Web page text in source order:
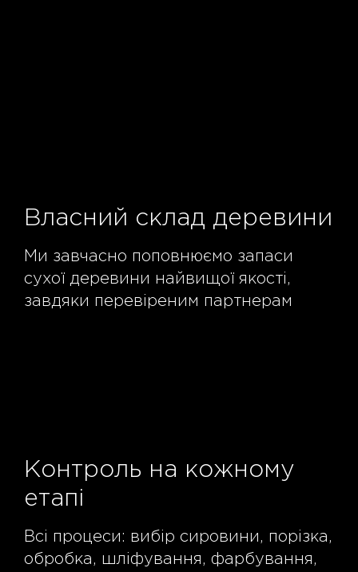
Власний склад деревини
Ми завчасно поповнюємо запаси
сухої деревини найвищої якості,
завдяки перевіреним партнерам
Контроль на кожному
етапі
Всі процеси: вибір сировини, порізка,
обробка, шліфування, фарбування,